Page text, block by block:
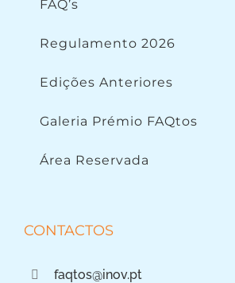
FAQ’s
Regulamento 2026
Edições Anteriores
Galeria Prémio FAQtos
Área Reservada
CONTACTOS
faqtos@inov.pt